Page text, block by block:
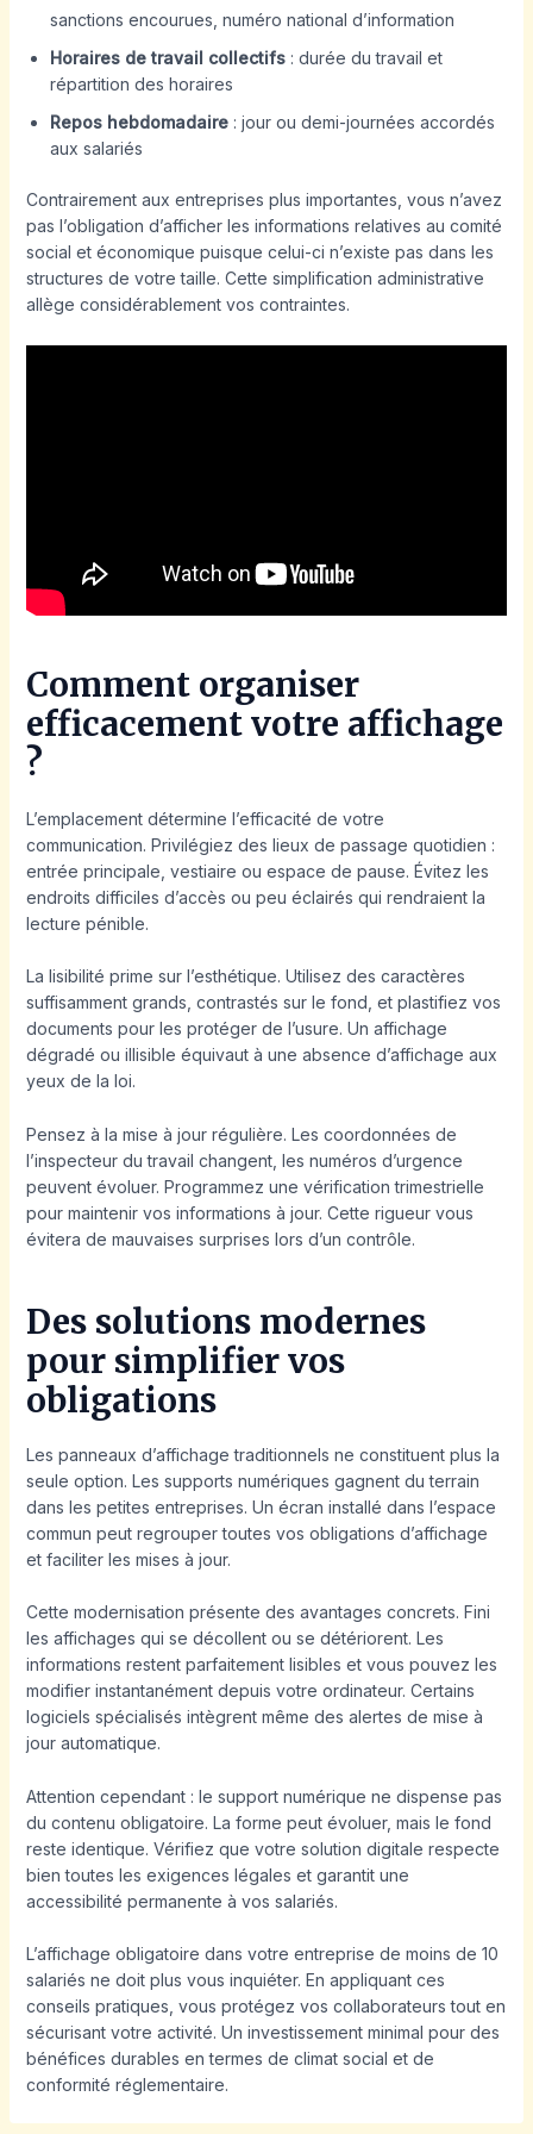
sanctions encourues, numéro national d’information
Horaires de travail collectifs: durée du travail et
répartition des horaires
Repos hebdomadaire: jour ou demi-journées accordés
aux salariés
Contrairement aux entreprises plus importantes, vous n’avez
pas l’obligation d’afficher les informations relatives au comité
social et économique puisque celui-ci n’existe pas dans les
structures de votre taille. Cette simplification administrative
allège considérablement vos contraintes.
Comment organiser
efficacement votre affichage
?
L’emplacement détermine l’efficacité de votre
communication. Privilégiez des lieux de passage quotidien :
entrée principale, vestiaire ou espace de pause. Évitez les
endroits difficiles d’accès ou peu éclairés qui rendraient la
lecture pénible.
La lisibilité prime sur l’esthétique. Utilisez des caractères
suffisamment grands, contrastés sur le fond, et plastifiez vos
documents pour les protéger de l’usure. Un affichage
dégradé ou illisible équivaut à une absence d’affichage aux
yeux de la loi.
Pensez à la mise à jour régulière. Les coordonnées de
l’inspecteur du travail changent, les numéros d’urgence
peuvent évoluer. Programmez une vérification trimestrielle
pour maintenir vos informations à jour. Cette rigueur vous
évitera de mauvaises surprises lors d’un contrôle.
Des solutions modernes
pour simplifier vos
obligations
Les panneaux d’affichage traditionnels ne constituent plus la
seule option. Les supports numériques gagnent du terrain
dans les petites entreprises. Un écran installé dans l’espace
commun peut regrouper toutes vos obligations d’affichage
et faciliter les mises à jour.
Cette modernisation présente des avantages concrets. Fini
les affichages qui se décollent ou se détériorent. Les
informations restent parfaitement lisibles et vous pouvez les
modifier instantanément depuis votre ordinateur. Certains
logiciels spécialisés intègrent même des alertes de mise à
jour automatique.
Attention cependant : le support numérique ne dispense pas
du contenu obligatoire. La forme peut évoluer, mais le fond
reste identique. Vérifiez que votre solution digitale respecte
bien toutes les exigences légales et garantit une
accessibilité permanente à vos salariés.
L’affichage obligatoire dans votre entreprise de moins de 10
salariés ne doit plus vous inquiéter. En appliquant ces
conseils pratiques, vous protégez vos collaborateurs tout en
sécurisant votre activité. Un investissement minimal pour des
bénéfices durables en termes de climat social et de
conformité réglementaire.